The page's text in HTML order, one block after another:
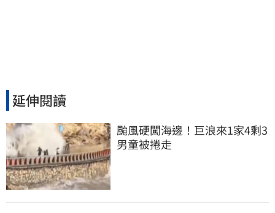
延伸閱讀
颱風硬闖海邊！巨浪來1家4剩3
男童被捲走